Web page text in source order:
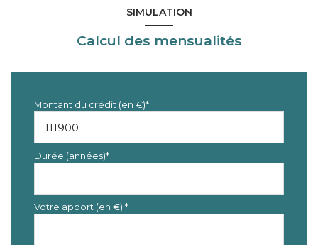
SIMULATION
Calcul des mensualités
Montant du crédit (en €)*
Durée (années)*
Votre apport (en €) *